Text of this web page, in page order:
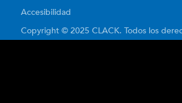
Accesibilidad
Copyright © 2025 CLACK. Todos los